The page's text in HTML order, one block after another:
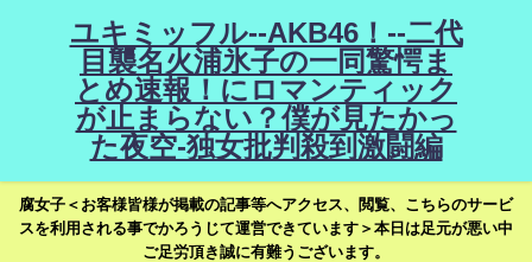
ユキミッフル--AKB46！--二代
目襲名火浦氷子の一同驚愕ま
とめ速報！にロマンティック
が止まらない？僕が見たかっ
た夜空-独女批判殺到激闘編
腐女子＜お客様皆様が掲載の記事等へアクセス、閲覧、こちらのサービ
スを利用される事でかろうじて運営できています＞本日は足元が悪い中
ご足労頂き誠に有難うございます。